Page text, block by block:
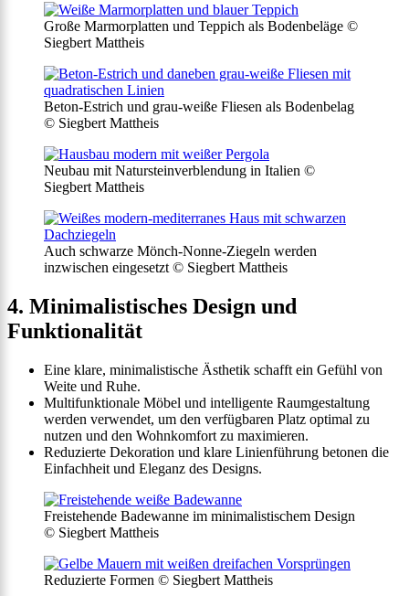
Große Marmorplatten und Teppich als Bodenbeläge ©
Siegbert Mattheis
Beton-Estrich und grau-weiße Fliesen als Bodenbelag
© Siegbert Mattheis
Neubau mit Natursteinverblendung in Italien ©
Siegbert Mattheis
Auch schwarze Mönch-Nonne-Ziegeln werden
inzwischen eingesetzt © Siegbert Mattheis
4. Minimalistisches Design und
Funktionalität
Eine klare, minimalistische Ästhetik schafft ein Gefühl von
Weite und Ruhe.
Multifunktionale Möbel und intelligente Raumgestaltung
werden verwendet, um den verfügbaren Platz optimal zu
nutzen und den Wohnkomfort zu maximieren.
Reduzierte Dekoration und klare Linienführung betonen die
Einfachheit und Eleganz des Designs.
Freistehende Badewanne im minimalistischem Design
© Siegbert Mattheis
Reduzierte Formen © Siegbert Mattheis